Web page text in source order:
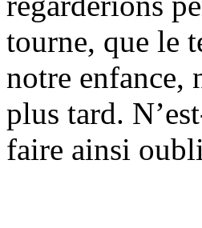
tourne, que le
notre enfance,
plus tard.
faire ainsi